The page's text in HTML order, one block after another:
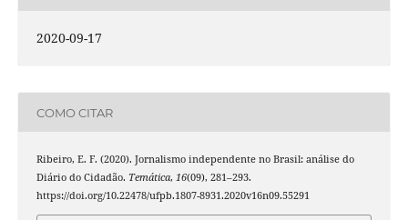
2020-09-17
COMO CITAR
Ribeiro, E. F. (2020). Jornalismo independente no Brasil: análise do
Diário do Cidadão. Temática, 16(09), 281–293.
https://doi.org/10.22478/ufpb.1807-8931.2020v16n09.55291